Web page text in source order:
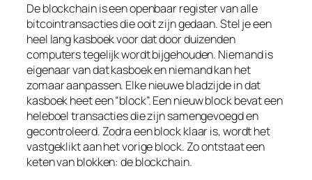
De blockchain is een openbaar register van alle
bitcointransacties die ooit zijn gedaan. Stel je een
heel lang kasboek voor dat door duizenden
computers tegelijk wordt bijgehouden. Niemand is
eigenaar van dat kasboek en niemand kan het
zomaar aanpassen. Elke nieuwe bladzijde in dat
kasboek heet een “block”. Een nieuw block bevat een
heleboel transacties die zijn samengevoegd en
gecontroleerd. Zodra een block klaar is, wordt het
vastgeklikt aan het vorige block. Zo ontstaat een
keten van blokken: de blockchain.